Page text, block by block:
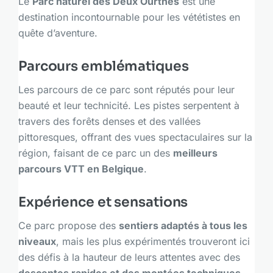
destination incontournable pour les vététistes en
quête d’aventure.
Parcours emblématiques
Les parcours de ce parc sont réputés pour leur
beauté et leur technicité. Les pistes serpentent à
travers des forêts denses et des vallées
pittoresques, offrant des vues spectaculaires sur la
région, faisant de ce parc un des meilleurs
parcours VTT en Belgique.
Expérience et sensations
Ce parc propose des sentiers adaptés à tous les
niveaux, mais les plus expérimentés trouveront ici
des défis à la hauteur de leurs attentes avec des